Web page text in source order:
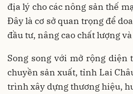
địa lý cho các nông sản thế
Đây là cơ sở quan trọng để
đầu tư, nâng cao chất lượng
Song song với mở rộng diện
chuyền sản xuất, tỉnh Lai
trình xây dựng thương hiệu,